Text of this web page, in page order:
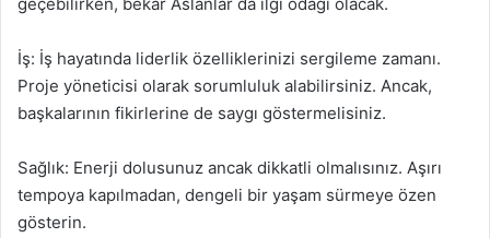
İş: İş hayatında liderlik özelliklerinizi sergileme zamanı.
Proje yöneticisi olarak sorumluluk alabilirsiniz. Ancak,
başkalarının fikirlerine de saygı göstermelisiniz.
Sağlık: Enerji dolusunuz ancak dikkatli olmalısınız. Aşırı
tempoya kapılmadan, dengeli bir yaşam sürmeye özen
gösterin.